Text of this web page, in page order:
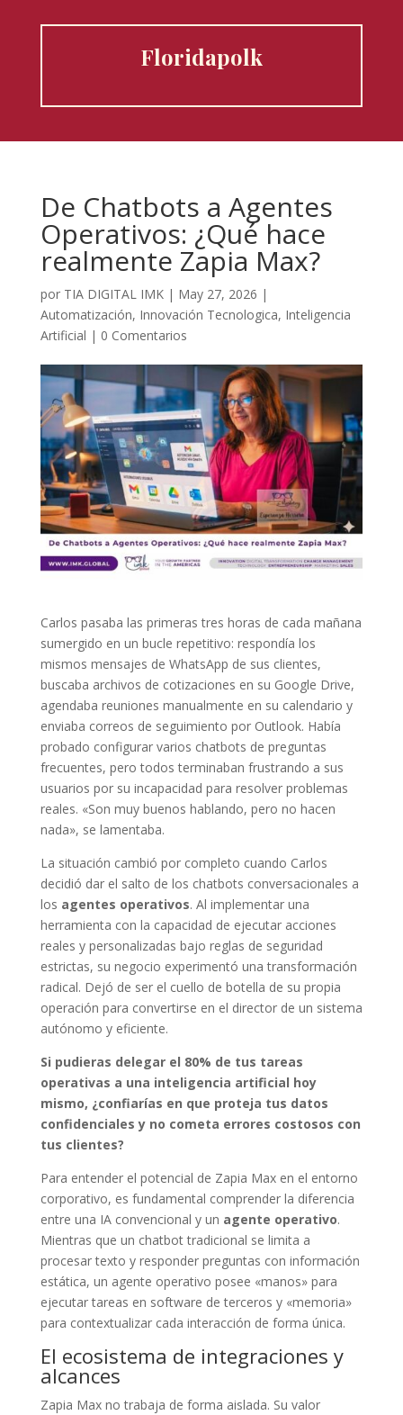
Floridapolk
De Chatbots a Agentes
Operativos: ¿Qué hace
realmente Zapia Max?
por TIA DIGITAL IMK| May 27, 2026 |
Automatización, Innovación Tecnologica, Inteligencia
Artificial | 0 Comentarios
Carlos pasaba las primeras tres horas de cada mañana
sumergido en un bucle repetitivo: respondía los
mismos mensajes de WhatsApp de sus clientes,
buscaba archivos de cotizaciones en su Google Drive,
agendaba reuniones manualmente en su calendario y
enviaba correos de seguimiento por Outlook. Había
probado configurar varios chatbots de preguntas
frecuentes, pero todos terminaban frustrando a sus
usuarios por su incapacidad para resolver problemas
reales. «Son muy buenos hablando, pero no hacen
nada», se lamentaba.
La situación cambió por completo cuando Carlos
decidió dar el salto de los chatbots conversacionales a
los agentes operativos. Al implementar una
herramienta con la capacidad de ejecutar acciones
reales y personalizadas bajo reglas de seguridad
estrictas, su negocio experimentó una transformación
radical. Dejó de ser el cuello de botella de su propia
operación para convertirse en el director de un sistema
autónomo y eficiente.
Si pudieras delegar el 80% de tus tareas
operativas a una inteligencia artificial hoy
mismo, ¿confiarías en que proteja tus datos
confidenciales y no cometa errores costosos con
tus clientes?
Para entender el potencial de Zapia Max en el entorno
corporativo, es fundamental comprender la diferencia
entre una IA convencional y un agente operativo.
Mientras que un chatbot tradicional se limita a
procesar texto y responder preguntas con información
estática, un agente operativo posee «manos» para
ejecutar tareas en software de terceros y «memoria»
para contextualizar cada interacción de forma única.
El ecosistema de integraciones y
alcances
Zapia Max no trabaja de forma aislada. Su valor